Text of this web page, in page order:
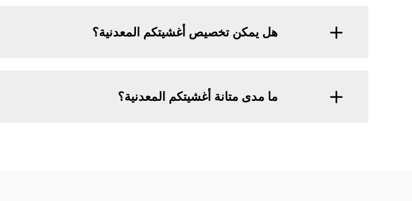
هل يمكن تخصيص أغشيتكم المعدنية؟
ما مدى متانة أغشيتكم المعدنية؟